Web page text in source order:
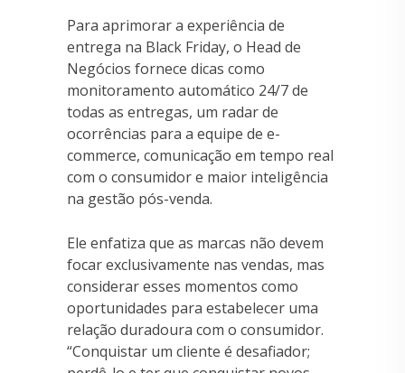
Para aprimorar a experiência de
entrega na Black Friday, o Head de
Negócios fornece dicas como
monitoramento automático 24/7 de
todas as entregas, um radar de
ocorrências para a equipe de e-
commerce, comunicação em tempo real
com o consumidor e maior inteligência
na gestão pós-venda.
Ele enfatiza que as marcas não devem
focar exclusivamente nas vendas, mas
considerar esses momentos como
oportunidades para estabelecer uma
relação duradoura com o consumidor.
“Conquistar um cliente é desafiador;